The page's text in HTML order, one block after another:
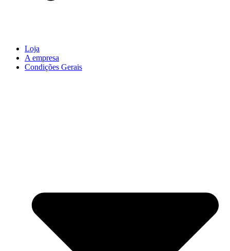
Loja
A empresa
Condições Gerais